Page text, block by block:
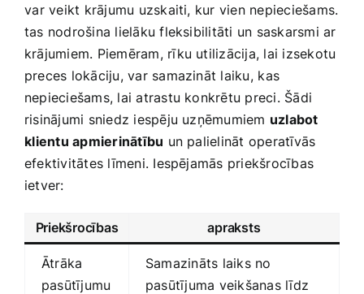
⁤var veikt krājumu uzskaiti, kur vien nepieciešams.
tas nodrošina lielāku fleksibilitāti un‍ saskarsmi ar
krājumiem. Piemēram, rīku utilizācija, lai izsekotu
preces lokāciju, var samazināt laiku,⁣ kas
nepieciešams, lai atrastu konkrētu preci. Šādi
risinājumi sniedz iespēju uzņēmumiem uzlabot
⁢klientu apmierinātību un palielināt operatīvās
efektivitātes līmeni.​ Iespējamās ‌priekšrocības
ietver:
Priekšrocības apraksts
Ātrāka
pasūtījumu
Samazināts laiks no
pasūtījuma ‍veikšanas līdz